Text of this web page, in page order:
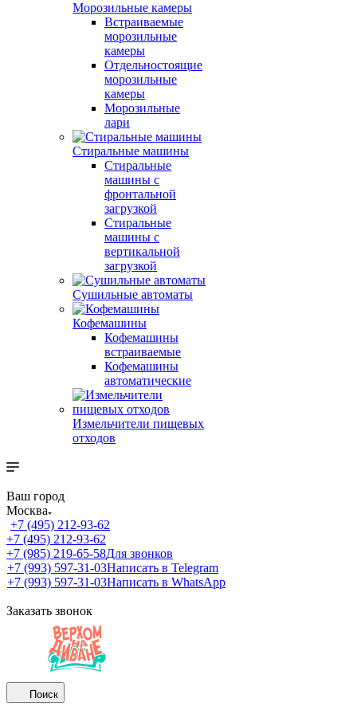
Морозильные камеры
Встраиваемые
морозильные
камеры
Отдельностоящие
морозильные
камеры
Морозильные
лари
Стиральные машины
Стиральные
машины с
фронтальной
загрузкой
Стиральные
машины с
вертикальной
загрузкой
Сушильные автоматы
Кофемашины
Кофемашины
встраиваемые
Кофемашины
автоматические
Измельчители пищевых
отходов
Ваш город
Москва
+7 (495) 212-93-62
+7 (495) 212-93-62
+7 (985) 219-65-58Для звонков
+7 (993) 597-31-03Написать в Telegram
+7 (993) 597-31-03Написать в WhatsApp
Заказать звонок
Поиск